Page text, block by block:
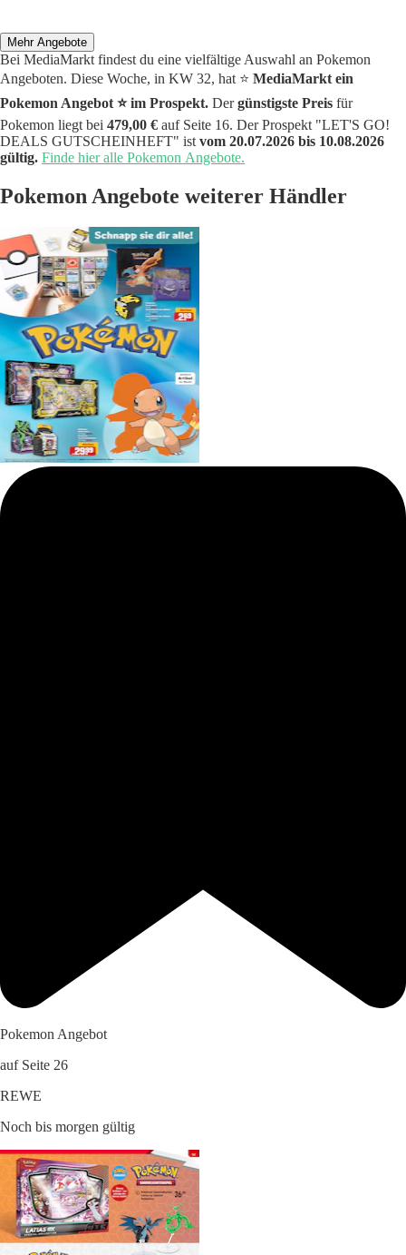
Mehr Angebote
Bei MediaMarkt findest du eine vielfältige Auswahl an Pokemon
Angeboten. Diese Woche, in KW 32, hat ⭐️ MediaMarkt ein
Pokemon Angebot ⭐️ im Prospekt. Dergünstigste Preis für
Pokemon liegt bei 479,00 € auf Seite 16. Der Prospekt "LET'S GO!
DEALS GUTSCHEINHEFT" ist vom 20.07.2026 bis 10.08.2026
gültig. Finde hier alle Pokemon Angebote.
Pokemon Angebote weiterer Händler
Pokemon Angebot
auf Seite 26
REWE
Noch bis morgen gültig